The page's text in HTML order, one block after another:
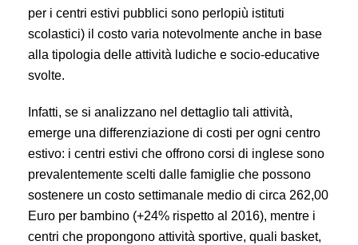
per i centri estivi pubblici sono perlopiù istituti
scolastici) il costo varia notevolmente anche in base
alla tipologia delle attività ludiche e socio-educative
svolte.
Infatti, se si analizzano nel dettaglio tali attività,
emerge una differenziazione di costi per ogni centro
estivo: i centri estivi che offrono corsi di inglese sono
prevalentemente scelti dalle famiglie che possono
sostenere un costo settimanale medio di circa 262,00
Euro per bambino (+24% rispetto al 2016), mentre i
centri che propongono attività sportive, quali basket,